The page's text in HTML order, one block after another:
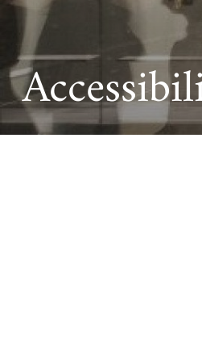
Festivals
Cinéma
Musique
Littérature et poésie
Le projet de nouveau musée
Les rencontres économiques
Takam Tikou
Les Journées de l'histoire de